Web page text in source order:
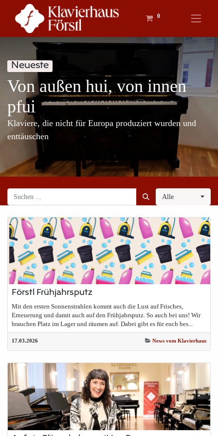
0
Neueste
Von außen hui, von innen
pfui
Klaviere, die nicht für Europa produziert wurden und
enttäuschen
Alle
Förstl Frühjahrsputz
Mit den ersten Sonnenstrahlen kommt auch die Lust auf Frisches,
Erneuerung und damit auch auf den Frühjahrsputz. So auch bei uns! Wir
brauchen Platz im Lager und räumen auf. Dabei gibt es für euch bes...
17.03.2026 News vom Klavierhaus